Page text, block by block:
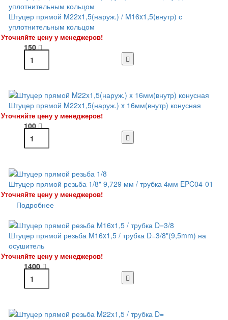
Штуцер прямой M22x1,5(наруж.) / M16x1,5(внутр) с
уплотнительным кольцом
Уточняйте цену у менеджеров!
150
Штуцер прямой M22x1,5(наруж.) x 16мм(внутр) конусная
Уточняйте цену у менеджеров!
100
Штуцер прямой резьба 1/8" 9,729 мм / трубка 4мм EPC04-01
Уточняйте цену у менеджеров!
Подробнее
Штуцер прямой резьба M16x1,5 / трубка D=3/8"(9,5mm) на
осушитель
Уточняйте цену у менеджеров!
1400